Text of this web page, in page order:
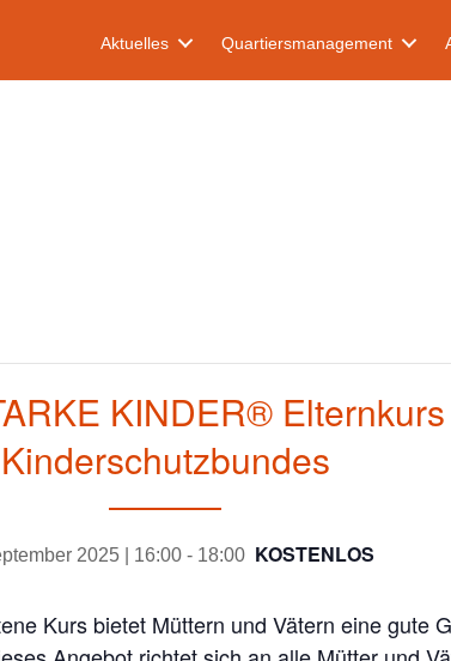
Aktuelles Quartiersmanagement
KINDER®
Kinderschutzbundes
2025 | 16:00- 18:00 KOSTENLOS
Kurs bietet Müttern und Vätern eine gute